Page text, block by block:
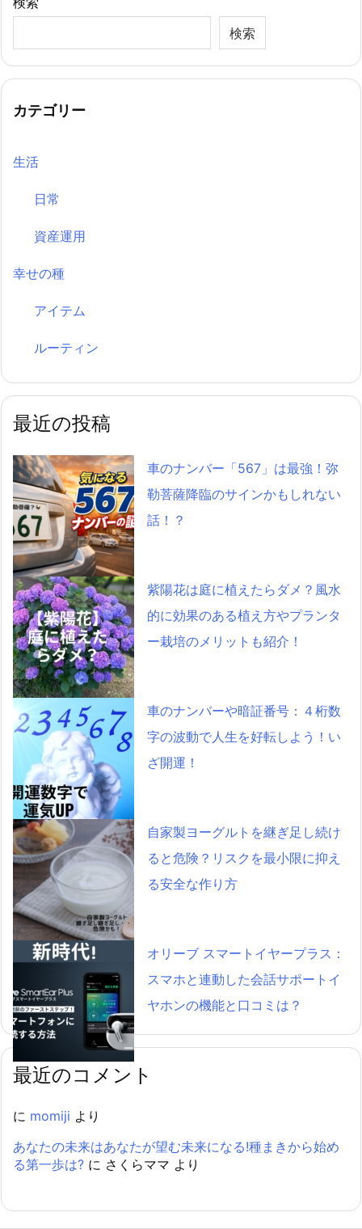
検索
カテゴリー
生活
日常
資産運用
幸せの種
アイテム
ルーティン
最近の投稿
車のナンバー「567」は最強！弥
勒菩薩降臨のサインかもしれない
話！？
紫陽花は庭に植えたらダメ？風水
的に効果のある植え方やプランタ
ー栽培のメリットも紹介！
車のナンバーや暗証番号：４桁数
字の波動で人生を好転しよう！い
ざ開運！
自家製ヨーグルトを継ぎ足し続け
ると危険？リスクを最小限に抑え
る安全な作り方
オリーブ スマートイヤープラス：
スマホと連動した会話サポートイ
ヤホンの機能と口コミは？
最近のコメント
に momiji より
あなたの未来はあなたが望む未来になる!種まきから始め
る第一歩は? に さくらママ より